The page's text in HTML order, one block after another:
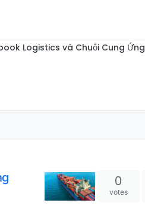
Logistics và Chuỗi Cung Ứng
0
votes